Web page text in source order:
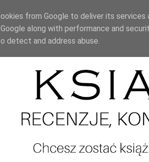
from Google to deliver its
along with performance and
detect and address abuse.